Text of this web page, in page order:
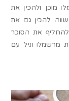
מוכן ולהכין את
להכין גם את
את הסוכר
מרשמלו וניל עם